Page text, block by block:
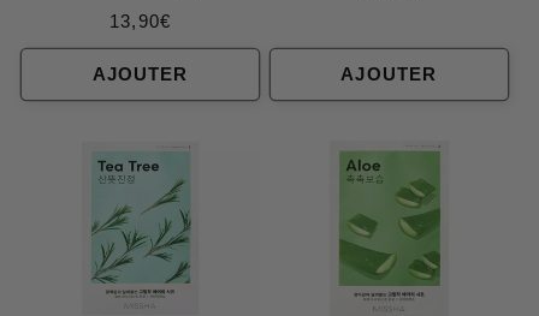
Prix
habituel
13,90€
AJOUTER AJOUTER